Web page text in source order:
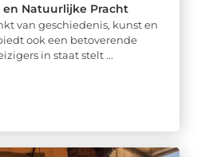
en Natuurlijke Pracht
van geschiedenis, kunst en
ook een betoverende
in staat stelt ...